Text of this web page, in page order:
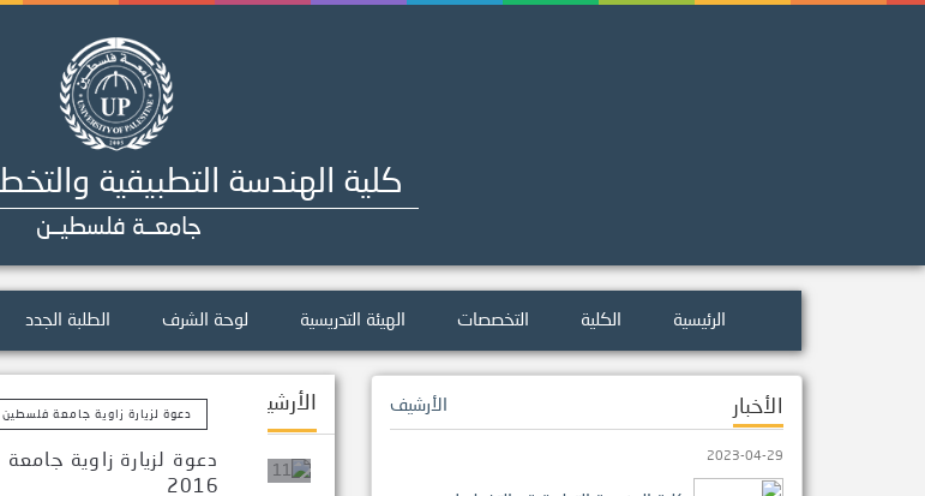
كلية الهندسة التطبيقية
جامعــة فلسطيــن
الرئيسية الكلية التخصصات الهيئة التدريسية لوحة الشرف الطلبة الجدد
الأخبار الأرشيف
2023-04-29
الأرشيف
دعوة لزيارة زاوية جامعة
دعوة لزيارة زاوية
2016